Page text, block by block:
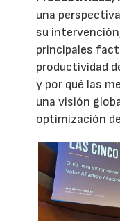
una
su
principales
productividad
y por qué las
una visión
optimización